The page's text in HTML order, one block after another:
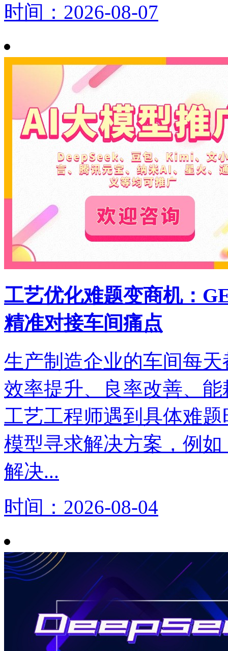
时间：2026-08-07
工艺优化难题变商机：
精准对接车间痛点
生产制造企业的车间每
效率提升、良率改善、
工艺工程师遇到具体难
模型寻求解决方案，例
解决...
时间：2026-08-04